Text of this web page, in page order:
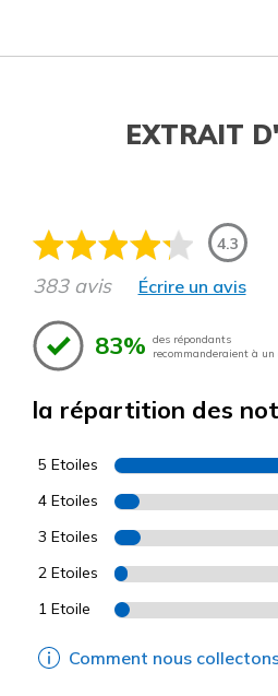
EXTRAIT
4.3
383 avis Écrire un avis
83% des répondants
recommanderaient à un
la répartition des
5 Etoiles
4 Etoiles
3 Etoiles
2 Etoiles
1 Etoile
Comment nous